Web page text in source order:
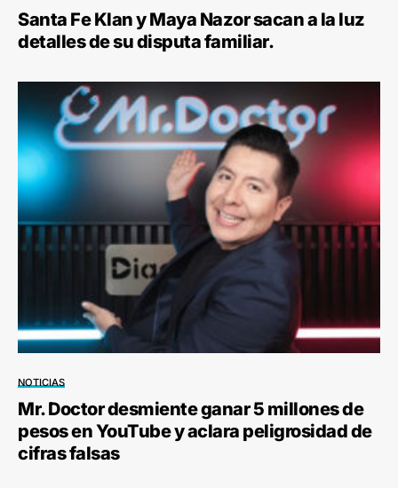
Santa Fe Klan y Maya Nazor sacan a la luz
detalles de su disputa familiar.
NOTICIAS
Mr. Doctor desmiente ganar 5 millones de
pesos en YouTube y aclara peligrosidad de
cifras falsas